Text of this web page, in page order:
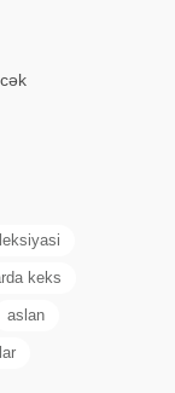
keks
aslan